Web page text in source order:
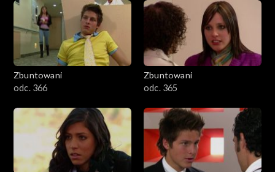
Zbuntowani
odc. 366
Zbuntowani
odc. 365